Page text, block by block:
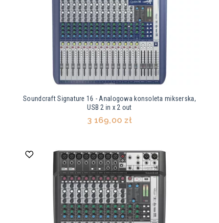
Soundcraft Signature 16 - Analogowa konsoleta mikserska,
USB 2 in x 2 out
3 169,00 zł